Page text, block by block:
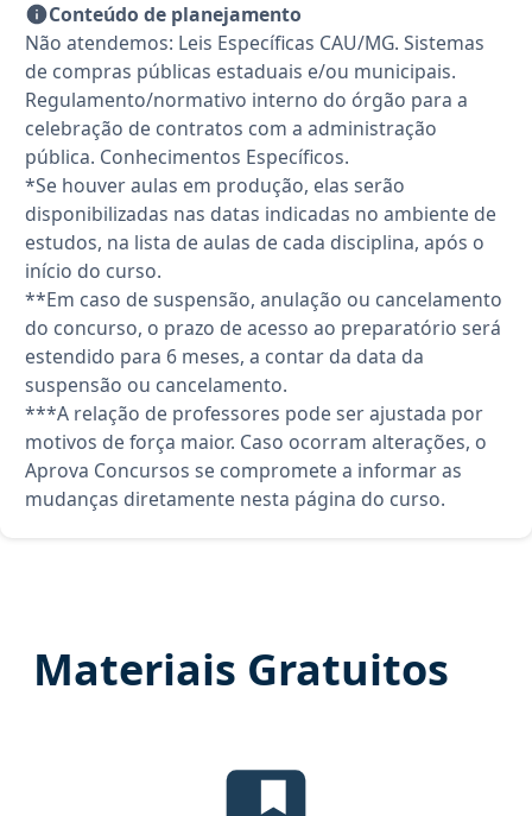
Conteúdo de planejamento
Não atendemos: Leis Específicas CAU/MG. Sistemas
de compras públicas estaduais e/ou municipais.
Regulamento/normativo interno do órgão para a
celebração de contratos com a administração
pública. Conhecimentos Específicos.
*Se houver aulas em produção, elas serão
disponibilizadas nas datas indicadas no ambiente de
estudos, na lista de aulas de cada disciplina, após o
início do curso.
**Em caso de suspensão, anulação ou cancelamento
do concurso, o prazo de acesso ao preparatório será
estendido para 6 meses, a contar da data da
suspensão ou cancelamento.
***A relação de professores pode ser ajustada por
motivos de força maior. Caso ocorram alterações, o
Aprova Concursos se compromete a informar as
mudanças diretamente nesta página do curso.
Materiais Gratuitos
edital verticalizado, material